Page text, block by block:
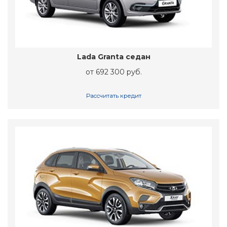
Lada Granta седан
от 692 300 руб.
Рассчитать кредит